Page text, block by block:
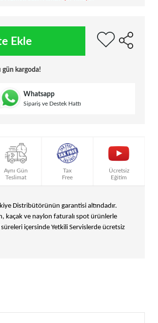
Ekle
gün kargoda!
Whatsapp
Sipariş ve Destek Hattı
Aynı Gün
Teslimat
Tax
Free
Ücretsiz
Eğitim
Distribütörünün garantisi altındadır.
kaçak ve naylon faturalı spot ürünlerle
içersinde Yetkili Servislerde ücretsiz